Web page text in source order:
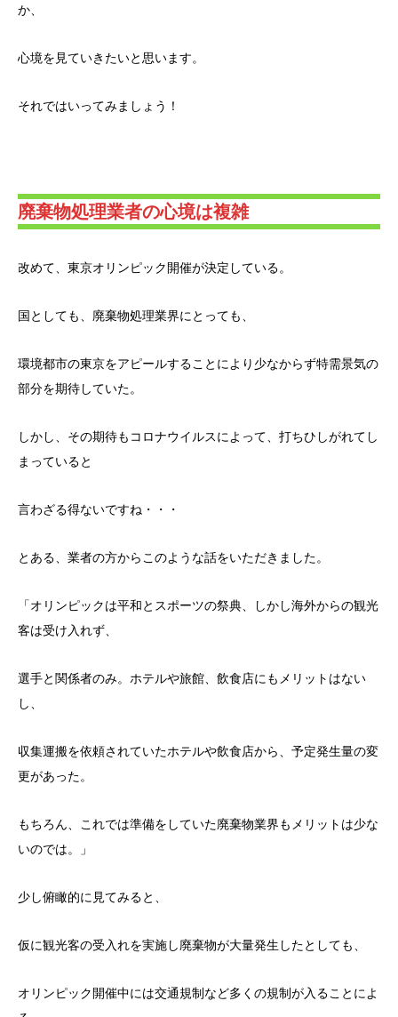
か、
心境を見ていきたいと思います。
それではいってみましょう！
廃棄物処理業者の心境は複雑
改めて、東京オリンピック開催が決定している。
国としても、廃棄物処理業界にとっても、
環境都市の東京をアピールすることにより少なからず特需景気の
部分を期待していた。
しかし、その期待もコロナウイルスによって、打ちひしがれてし
まっていると
言わざる得ないですね・・・
とある、業者の方からこのような話をいただきました。
「オリンピックは平和とスポーツの祭典、しかし海外からの観光
客は受け入れず、
選手と関係者のみ。ホテルや旅館、飲食店にもメリットはない
し、
収集運搬を依頼されていたホテルや飲食店から、予定発生量の変
更があった。
もちろん、これでは準備をしていた廃棄物業界もメリットは少な
いのでは。」
少し俯瞰的に見てみると、
仮に観光客の受入れを実施し廃棄物が大量発生したとしても、
オリンピック開催中には交通規制など多くの規制が入ることによ